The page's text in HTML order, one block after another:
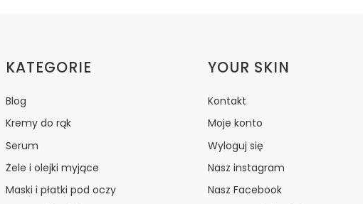
Linki w stopce
KATEGORIE
Blog
Kremy do rąk
Serum
Żele i olejki myjące
Maski i płatki pod oczy
YOUR SKIN
Kontakt
Moje konto
Wyloguj się
Nasz instagram
Nasz Facebook